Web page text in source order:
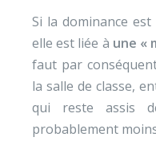
Si la dominance
elle est liée à une «
faut par
la salle de classe,
qui reste assis
probablement